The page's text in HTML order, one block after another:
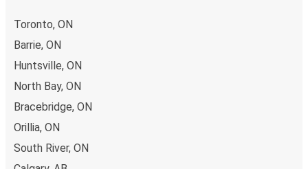
Toronto, ON
Barrie, ON
Huntsville, ON
North Bay, ON
Bracebridge, ON
Orillia, ON
South River, ON